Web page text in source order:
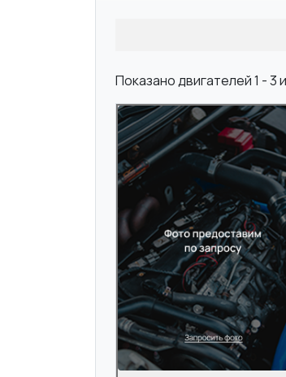
Показано двигателей 1 - 3